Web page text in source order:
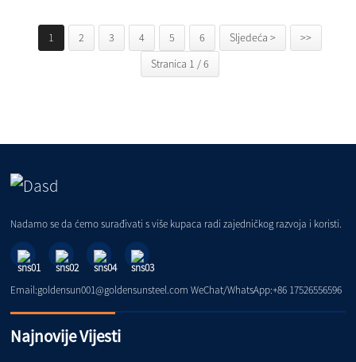
1 2 3 4 5 6 Sljedeća >
>>
Stranica 1 / 6
Nadamo se da ćemo surađivati ​​s više kupaca radi zajedničkog razvoja i koristi.
Email:goldensun001@goldensunsteel.com WeChat/WhatsApp:+86 17526556596
Najnovije Vijesti